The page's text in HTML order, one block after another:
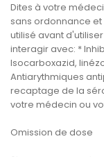
Dites à votre
sans ordonnance
utilisé avant
interagir avec: *
Isocarboxazid,
Antiarythmiques
recaptage de la
votre médecin ou
Omission de dose